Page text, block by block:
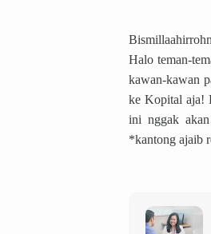
Halo teman-
kawan-kawan
ke Kopital aja!
ini nggak
*kantong